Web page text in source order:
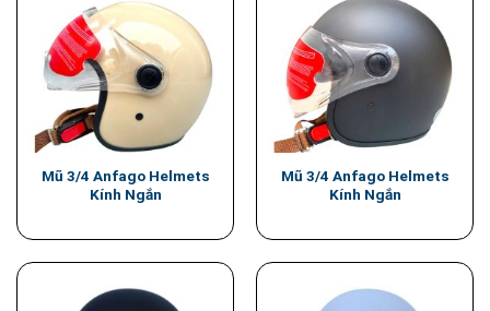
Mũ 3/4 Anfago Helmets
Kính Ngắn
Mũ 3/4 Anfago Helmets
Kính Ngắn